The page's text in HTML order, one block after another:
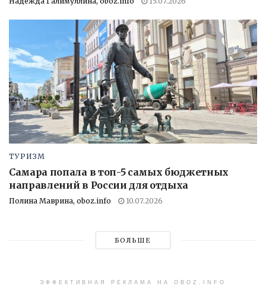
ТУРИЗМ
Самара попала в топ-5 самых бюджетных
направлений в России для отдыха
Полина Маврина, oboz.info 10.07.2026
БОЛЬШЕ
ЭФФЕКТИВНАЯ РЕКЛАМА НА OBOZ.INFO